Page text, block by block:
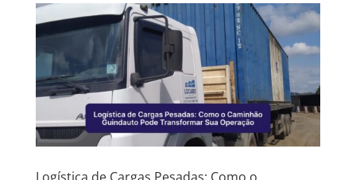
Logística de Cargas Pesadas: Como o